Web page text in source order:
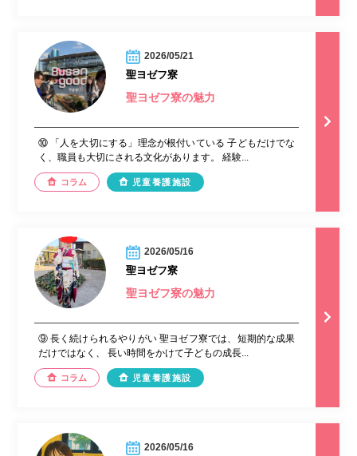
2026/05/21
聖ヨゼフ寮
聖ヨゼフ寮の魅力
⑩ 「人を大切にする」理念が根付いている 子どもだけでな
く、職員も大切にされる文化があります。 経験...
コラム 児童養護施設
2026/05/16
聖ヨゼフ寮
聖ヨゼフ寮の魅力
⑨ 長く続けられるやりがい 聖ヨゼフ寮では、短期的な成果
だけではなく、 長い時間をかけて子どもの成長...
コラム 児童養護施設
2026/05/16